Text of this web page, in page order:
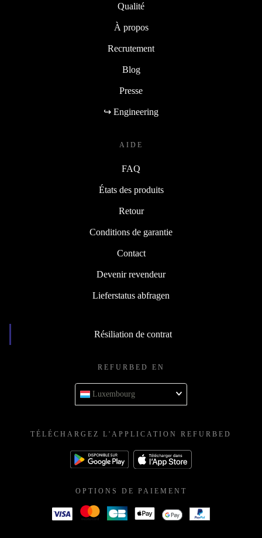
Qualité
À propos
Recrutement
Blog
Presse
↪ Engineering
AIDE
FAQ
États des produits
Retour
Conditions de garantie
Contact
Devenir revendeur
Lieferstatus abfragen
Résiliation de contrat
REFURBED EN
Luxembourg
TÉLÉCHARGEZ L'APPLICATION REFURBED
OPTIONS DE PAIEMENT